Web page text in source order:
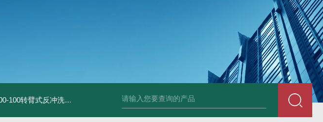
转臂式反冲洗过滤器 DN600全自动白水自清洗过滤器 325全自动刷式自清洗过滤器 10平方插